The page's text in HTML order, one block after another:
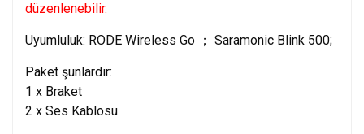
düzenlenebilir.
Uyumluluk: RODE Wireless Go ； Saramonic Blink 500;
Paket şunlardır:
1 x Braket
2 x Ses Kablosu